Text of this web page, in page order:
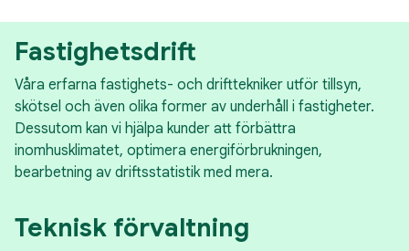
Fastighetsdrift
Våra erfarna fastighets- och drifttekniker utför tillsyn,
skötsel och även olika former av underhåll i fastigheter.
Dessutom kan vi hjälpa kunder att förbättra
inomhusklimatet, optimera energiförbrukningen,
bearbetning av driftsstatistik med mera.
Teknisk förvaltning